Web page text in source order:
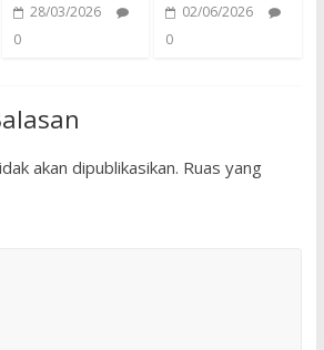
28/03/2026
0
02/06/2026
0
akan dipublikasikan. Ruas yang